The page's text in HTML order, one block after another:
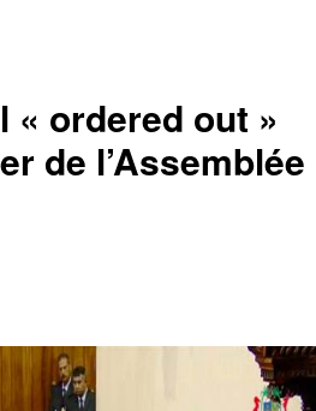
ordered out »
de l’Assemblée